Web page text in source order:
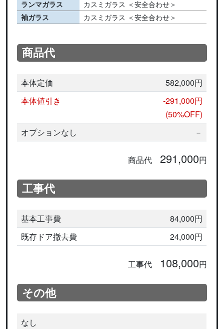
ランマガラス
カスミガラス ＜安全合わせ＞
袖ガラス
カスミガラス ＜安全合わせ＞
商品代
本体定価
582,000円
本体値引き
-291,000円
(50%OFF)
オプションなし
－
商品代 291,000円
工事代
基本工事費
84,000円
既存ドア撤去費
24,000円
工事代 108,000円
その他
なし